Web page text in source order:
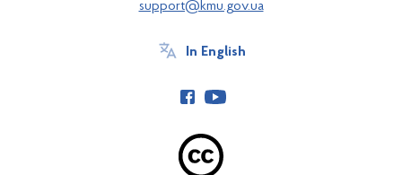
support@kmu.gov.ua
In English